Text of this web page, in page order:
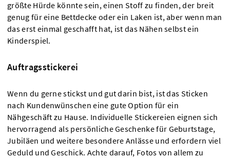
größte Hürde könnte sein, einen Stoff zu finden, der breit
genug für eine Bettdecke oder ein Laken ist, aber wenn man
das erst einmal geschafft hat, ist das Nähen selbst ein
Kinderspiel.
Auftragsstickerei
Wenn du gerne stickst und gut darin bist, ist das Sticken
nach Kundenwünschen eine gute Option für ein
Nähgeschäft zu Hause. Individuelle Stickereien eignen sich
hervorragend als persönliche Geschenke für Geburtstage,
Jubiläen und weitere besondere Anlässe und erfordern viel
Geduld und Geschick. Achte darauf, Fotos von allem zu